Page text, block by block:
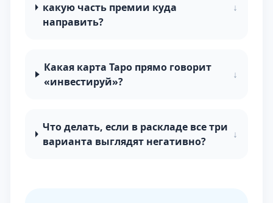
какую часть премии куда
направить?
↓
Какая карта Таро прямо говорит
«инвестируй»?
↓
Что делать, если в раскладе все три
варианта выглядят негативно?
↓